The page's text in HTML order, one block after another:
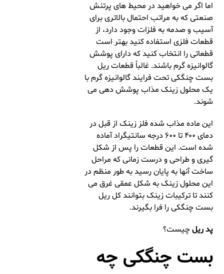
اما اگر می خواهید در محیط های پرتنش
صنعتی که به مراتب احتمال بالاتری برای
آسیب و صدمه به فلزات وجود دارد، از
قطعات فلزی استفاده کنید بهتر است
قطعاتی را انتخاب کنید که دارای پوشش
گالوانیزه گرم باشند. غالباً قطعات ریل
بست چنگکی تحت فرایند گالوانیزه گرم با
یک محلول زینک مذاب پوشش دهی می
شوند.
این ماده مذاب شده فلز زینک از قبل در
دمای ۴۰۰ تا ۶۰۰ درجه سانتیگراد آماده
شده است. این قطعات را پس از شکل
گیری و طراحی و درست زمانی که مراحل
ساخت آنها به پایان رسید به طور منظم در
این محلول زینک به شکل عمقی غرق می
کنند تا ترکیبات زینک بتوانند کل ریل
بست چنگکی را فرا بگیرند.
پد ریلچیست؟
بست چنگکی چه